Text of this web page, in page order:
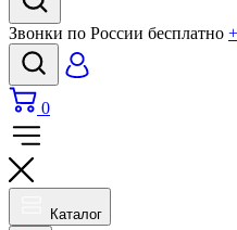
Звонки по России бесплатно
0
Каталог